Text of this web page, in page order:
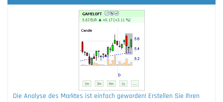
Die Analyse des Marktes ist einfach geworden! Erstellen Sie Ihren